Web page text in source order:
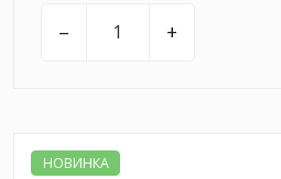
– +
НОВИНКА